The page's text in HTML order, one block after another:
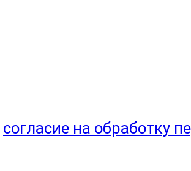
согласие на обработку